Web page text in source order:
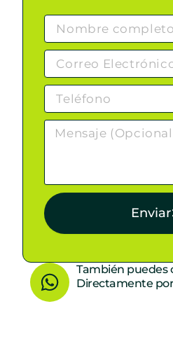
Enviar
W
h
También puedes
Directamente